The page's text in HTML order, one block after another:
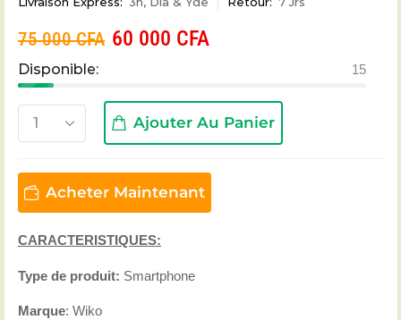
75 000CFA 60 000 CFA
Disponible: 15
Ajouter Au Panier
Acheter Maintenant
CARACTERISTIQUES:
Type de produit: Smartphone
Marque: Wiko